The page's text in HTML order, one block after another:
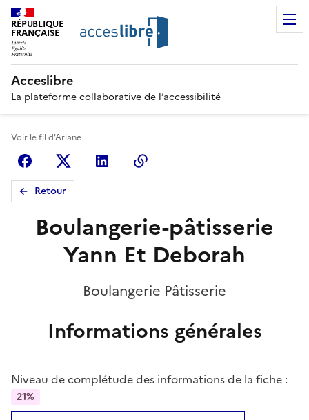
RÉPUBLIQUE
FRANÇAISE
Acceslibre
La plateforme collaborative de l’accessibilité
Voir le fil d'Ariane
FacebookX (anciennement Twitter)
Linkedin
Retour
Boulangerie-pâtisserie
Yann Et Deborah
Boulangerie Pâtisserie
Informations générales
Niveau de complétude des informations de la fiche :
21%